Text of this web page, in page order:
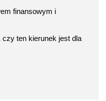
finansowym i
czy ten kierunek jest dla